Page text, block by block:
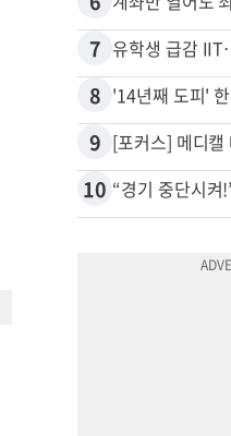
7 유학생 급감
8
9
10